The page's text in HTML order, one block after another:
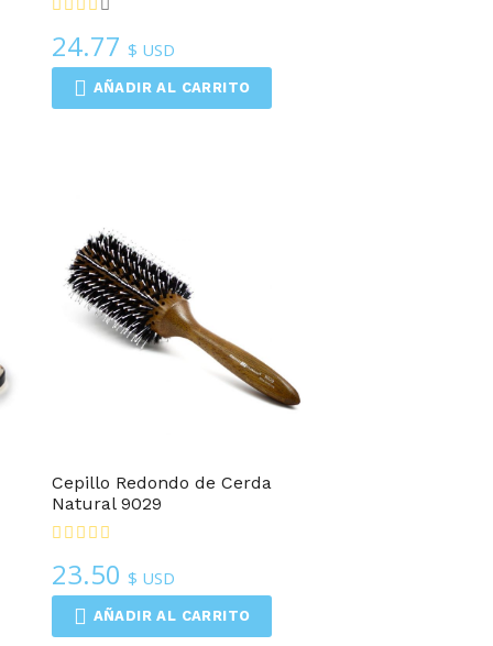
24.77$ USD
AÑADIR AL CARRITO
Cepillo Redondo de Cerda
Natural 9029
23.50$ USD
AÑADIR AL CARRITO